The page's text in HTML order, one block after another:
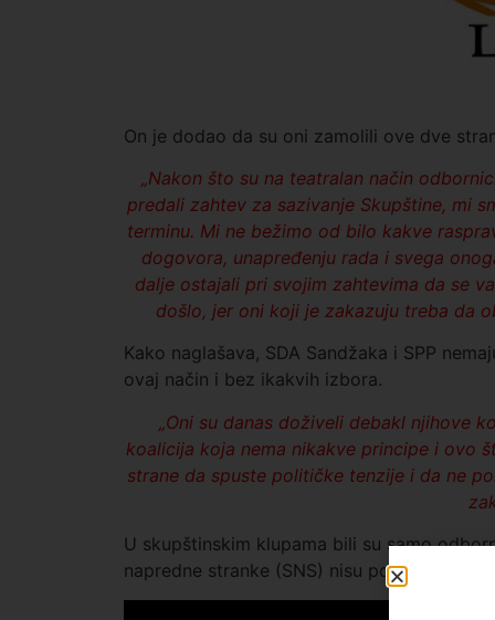
On je dodao da su oni zamolili ove dve
„Nakon što su na teatralan način
predali zahtev za sazivanje Skupštine, mi
terminu. Mi ne bežimo od bilo kakve
dogovora, unapređenju rada i svega
dalje ostajali pri svojim zahtevima da se
došlo, jer oni koji je zakazuju treba da
Kako naglašava, SDA Sandžaka i SPP
ovaj način i bez ikakvih izbora.
„Oni su danas doživeli debakl njihove
koalicija koja nema nikakve principe i ovo
strane da spuste političke tenzije i da ne
U skupštinskim klupama bili su samo
napredne stranke (SNS) nisu pojavili.